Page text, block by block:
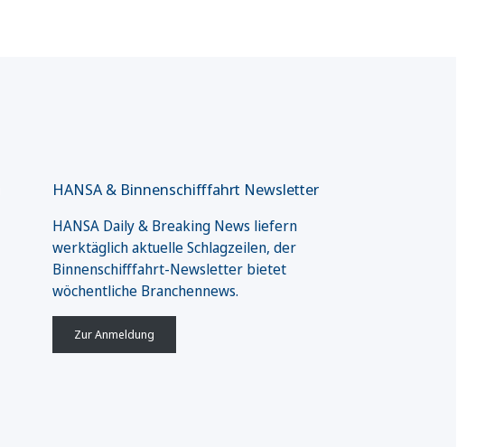
HANSA & Binnenschifffahrt Newsletter
HANSA Daily & Breaking News liefern
werktäglich aktuelle Schlagzeilen, der
Binnenschifffahrt-Newsletter bietet
wöchentliche Branchennews.
Zur Anmeldung